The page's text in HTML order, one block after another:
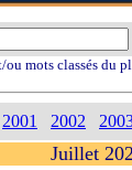
ou mots classés du
2001 2002
Juillet